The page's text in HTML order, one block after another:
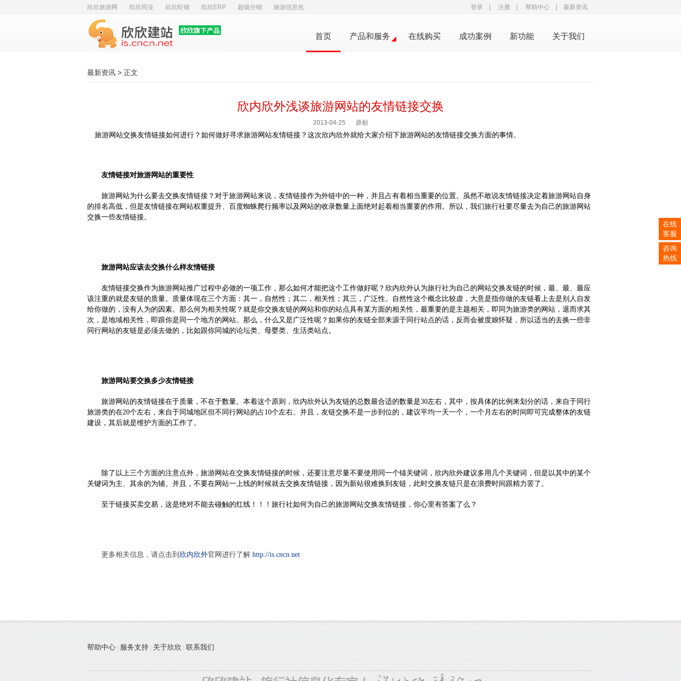
登录 注册 帮助中心 最新资讯
欣欣旅游网 欣欣同业 欣欣旺铺 欣欣ERP 超级分销 旅游信息化
首页 产品和服务 在线购买 成功案例 新功能 关于我们
最新资讯 > 正文
欣内欣外浅谈旅游网站的友情链接交换
2013-04-25 原创
旅游网站交换友情链接如何进行？如何做好寻求旅游网站友情链接 ？这次欣内欣外就给大家介绍下旅游网站的友情链接交换方面的事情。
友情链接对旅游网站的重要性
旅游网站为什么要去交换友情链接？对于旅游网站来说，友情链接作为外链中的一种，并且占有着相当重要的位置。虽然不敢说友情链接决定着旅游网站自身
的排名高低，但是友情链接在网站权重提升、百度蜘蛛爬行频率以及网站的收录数量上面绝对起着相当重要的作用。所以，我们旅行社要尽量去为自己的旅游网站
交换一些友情链接。
旅游网站应该去交换什么样友情链接
友情链接交换作为旅游网站推广过程中必做的一项工作，那么如何才能把这个工作做好呢？欣内欣外认为旅行社为自己的网站交换友链的时候，最、最、最应
该注重的就是友链的质量。质量体现在三个方面：其一，自然性；其二，相关性；其三，广泛性。自然性这个概念比较虚，大意是指你做的友链看上去是别人自发
给你做的，没有人为的因素。那么何为相关性呢？就是你交换友链的网站和你的站点具有某方面的相关性，最重要的是主题相关，即同为旅游类的网站，退而求其
次，是地域相关性，即跟你是同一个地方的网站。那么，什么又是广泛性呢？如果你的友链全部来源于同行站点的话，反而会被度娘怀疑，所以适当的去换一些非
同行网站的友链是必须去做的，比如跟你同城的论坛类、母婴类、生活类站点。
旅游网站要交换多少友情链接
旅游网站的友情链接在于质量，不在于数量。本着这个原则，欣内欣外认为友链的总数最合适的数量是30左右，其中，按具体的比例来划分的话，来自于同行
旅游类的在20个左右，来自于同城地区但不同行网站的占10个左右。并且，友链交换不是一步到位的，建议平均一天一个，一个月左右的时间即可完成整体的友链
建设，其后就是维护方面的工作了。
除了以上三个方面的注意点外，旅游网站在交换友情链接的时候，还要注意尽量不要使用同一个锚关键词，欣内欣外建议多用几个关键词，但是以其中的某个
关键词为主、其余的为辅。并且，不要在网站一上线的时候就去交换友情链接，因为新站很难换到友链，此时交换友链只是在浪费时间跟精力罢了。
至于链接买卖交易，这是绝对不能去碰触的红线！！！旅行社如何为自己的旅游网站交换友情链接 ，你心里有答案了么？
更多相关信息，请点击到 欣内欣外官网进行了解 http://is.cncn.net
帮助中心 服务支持 关于欣欣 联系我们
在线
客服
咨询
热线